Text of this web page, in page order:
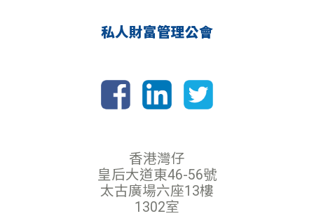
私人財富管理公會
香港灣仔
皇后大道東46-56號
太古廣場六座13樓
1302室